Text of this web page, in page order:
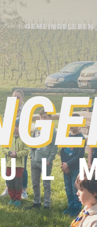
GEMEINDELEBEN